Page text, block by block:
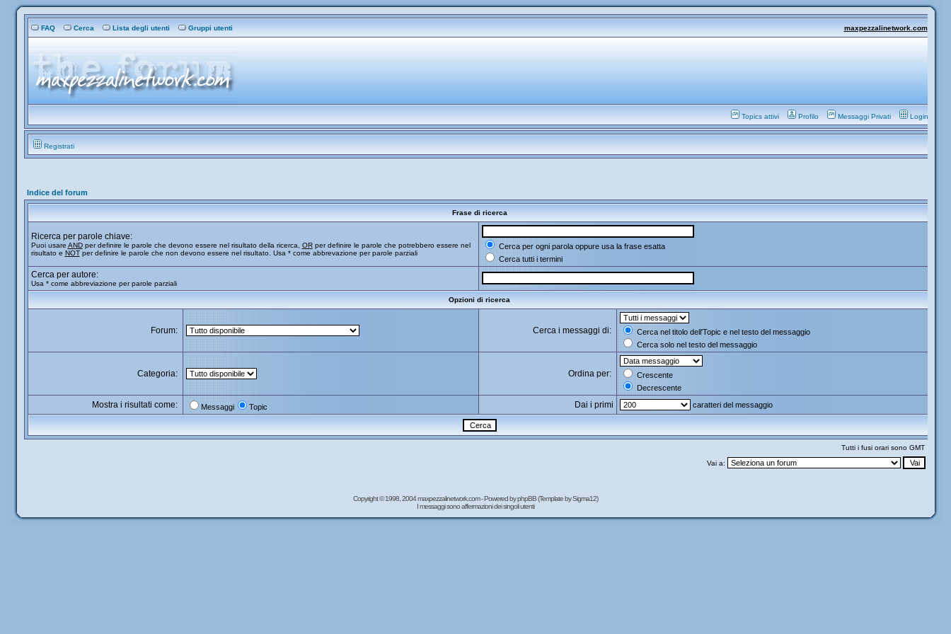
FAQ Cerca Lista degli utenti Gruppi utenti maxpezzalinetwork.com
Topics attivi Profilo Messaggi Privati Login
Registrati
Indice del forum
Frase di ricerca
Ricerca per parole chiave:
Puoi usare ANDper definire le parole che devono essere nel risultato della ricerca, ORper definire le parole che potrebbero essere nel
risultato e NOTper definire le parole che non devono essere nel risultato. Usa * come abbrevazione per parole parziali
Cerca per ogni parola oppure usa la frase esatta
Cerca tutti i termini
Cerca per autore:
Usa * come abbreviazione per parole parziali
Opzioni di ricerca
Forum: Cerca i messaggi di:
Cerca nel titolo dell'Topic e nel testo del messaggio
Cerca solo nel testo del messaggio
Categoria: Ordina per:
Crescente
Decrescente
Mostra i risultati come: Messaggi Topic Dai i primi caratteri del messaggio
Tutti i fusi orari sono GMT
Vai a:
Copyright © 1998, 2004 maxpezzalinetwork.com - Powered byphpBB(Template by Sigma12)
I messaggi sono affermazioni dei singoli utenti